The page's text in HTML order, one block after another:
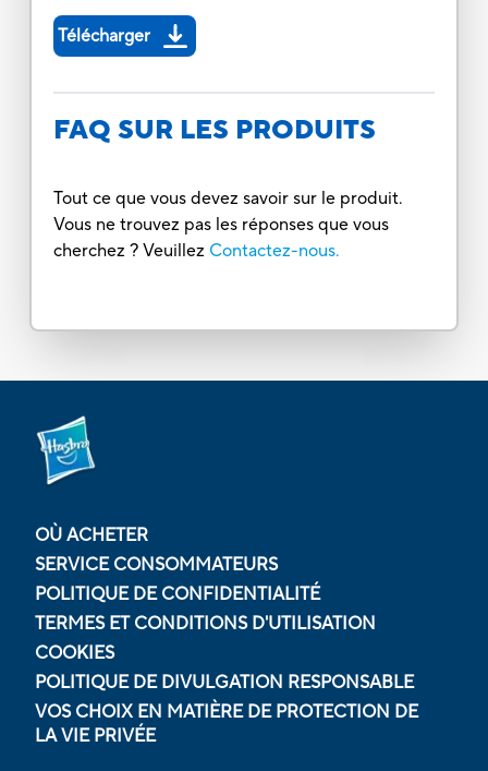
Télécharger
FAQ SUR LES PRODUITS
Tout ce que vous devez savoir sur le produit.
Vous ne trouvez pas les réponses que vous
cherchez ? Veuillez Contactez-nous.
OÙ ACHETER
SERVICE CONSOMMATEURS
POLITIQUE DE CONFIDENTIALITÉ
TERMES ET CONDITIONS D'UTILISATION
COOKIES
POLITIQUE DE DIVULGATION RESPONSABLE
VOS CHOIX EN MATIÈRE DE PROTECTION DE
LA VIE PRIVÉE